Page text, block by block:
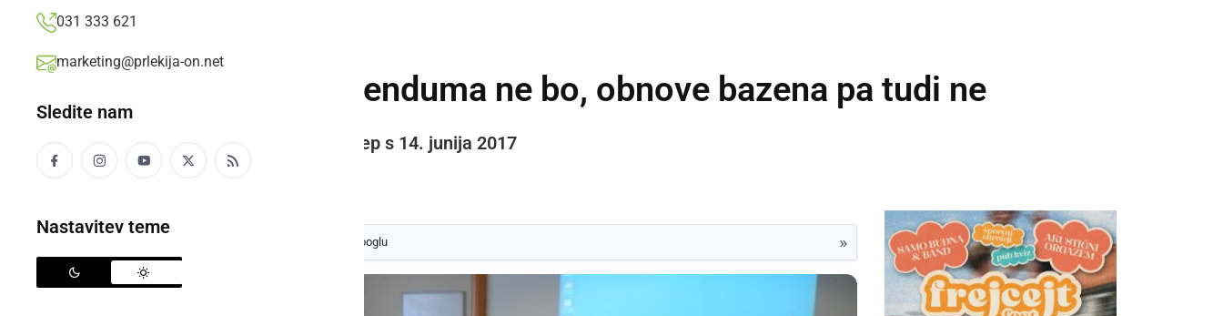
031 333 621
marketing@prlekija-on.net
Sledite nam
Nastavitev teme
V Radencih referenduma ne bo, obnove bazena pa tudi ne
Občinski svet z 8:6 preklical sklep s 14. junija 2017
Filip Matko Ficko, petek, 20. oktober 2017 ob 11:39
kot svoj prednostni vir na Googlu »